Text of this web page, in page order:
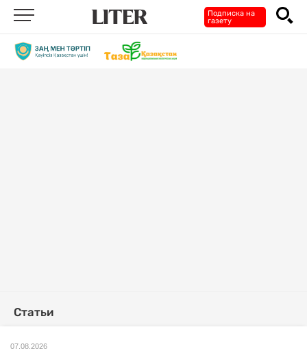
Подписка на
газету
Статьи
07.08.2026